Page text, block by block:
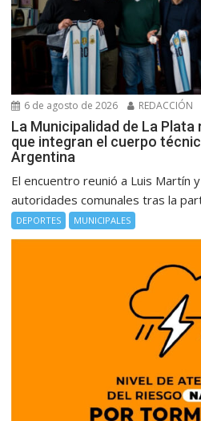
6 de agosto de 2026 REDACCIÓN
La Municipalidad de La
que integran el cuerpo
Argentina
El encuentro reunió a Luis Martín
autoridades comunales tras la
DEPORTES MUNICIPALES